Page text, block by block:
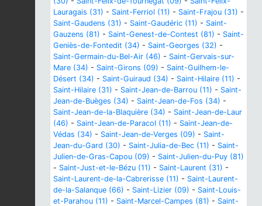
Lauragais (31) - Saint-Ferriol (11) - Saint-Frajou (31) -
Saint-Gaudens (31) - Saint-Gaudéric (11) - Saint-
Gauzens (81) - Saint-Genest-de-Contest (81) - Saint-
Geniès-de-Fontedit (34) - Saint-Georges (32) -
Saint-Germain-du-Bel-Air (46) - Saint-Gervais-sur-
Mare (34) - Saint-Girons (09) - Saint-Guilhem-le-
Désert (34) - Saint-Guiraud (34) - Saint-Hilaire (11) -
Saint-Hilaire (31) - Saint-Jean-de-Barrou (11) - Saint-
Jean-de-Buèges (34) - Saint-Jean-de-Fos (34) -
Saint-Jean-de-la-Blaquière (34) - Saint-Jean-de-Laur
(46) - Saint-Jean-de-Paracol (11) - Saint-Jean-de-
Védas (34) - Saint-Jean-de-Verges (09) - Saint-
Jean-du-Gard (30) - Saint-Julia-de-Bec (11) - Saint-
Julien-de-Gras-Capou (09) - Saint-Julien-du-Puy (81)
- Saint-Just-et-le-Bézu (11) - Saint-Laurent (31) -
Saint-Laurent-de-la-Cabrerisse (11) - Saint-Laurent-
de-la-Salanque (66) - Saint-Lizier (09) - Saint-Louis-
et-Parahou (11) - Saint-Marcel-Campes (81) - Saint-